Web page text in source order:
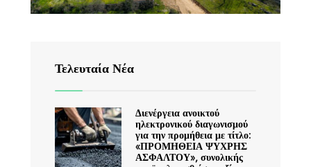
Τελευταία Νέα
Διενέργεια ανοικτού
ηλεκτρονικού διαγωνισμού
για την προμήθεια με τίτλο:
«ΠΡΟΜΗΘΕΙΑ ΨΥΧΡΗΣ
ΑΣΦΑΛΤΟΥ», συνολικής